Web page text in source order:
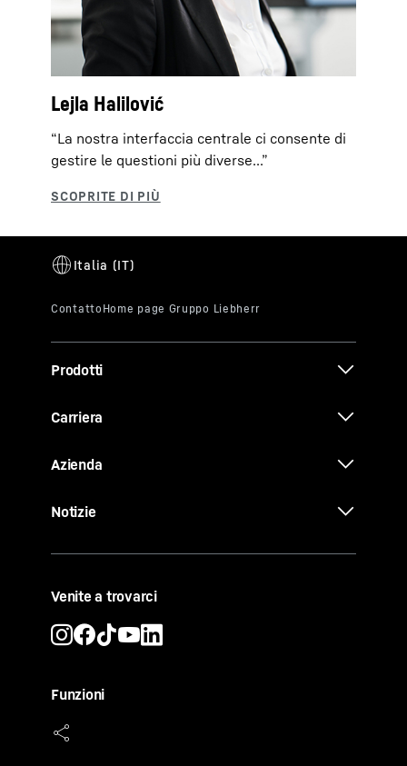
Lejla Halilović
“La nostra interfaccia centrale ci consente di
gestire le questioni più diverse...”
Prodotti
Carriera
Azienda
Notizie
Venite a trovarci
Funzioni